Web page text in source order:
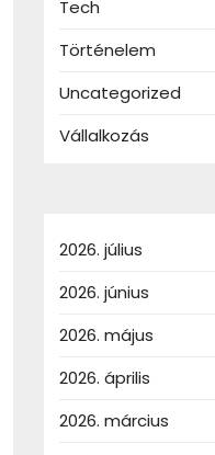
Tech
Történelem
Uncategorized
Vállalkozás
2026. július
2026. június
2026. május
2026. április
2026. március